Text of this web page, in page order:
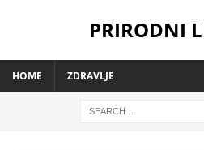
PRIRODNI
HOME ZDRAVLJE